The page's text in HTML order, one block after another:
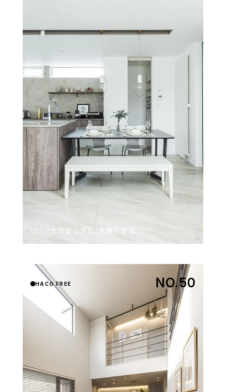
リゾートの​安らぎと、​洗練の​調和
HACO FREE NO.50